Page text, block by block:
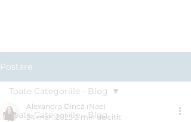
Postare
Toate Categoriile - Blog
Toate Categoriile - Blog
Alexandra Dincă (Nae)
24 mar. 2025 2 min de citit